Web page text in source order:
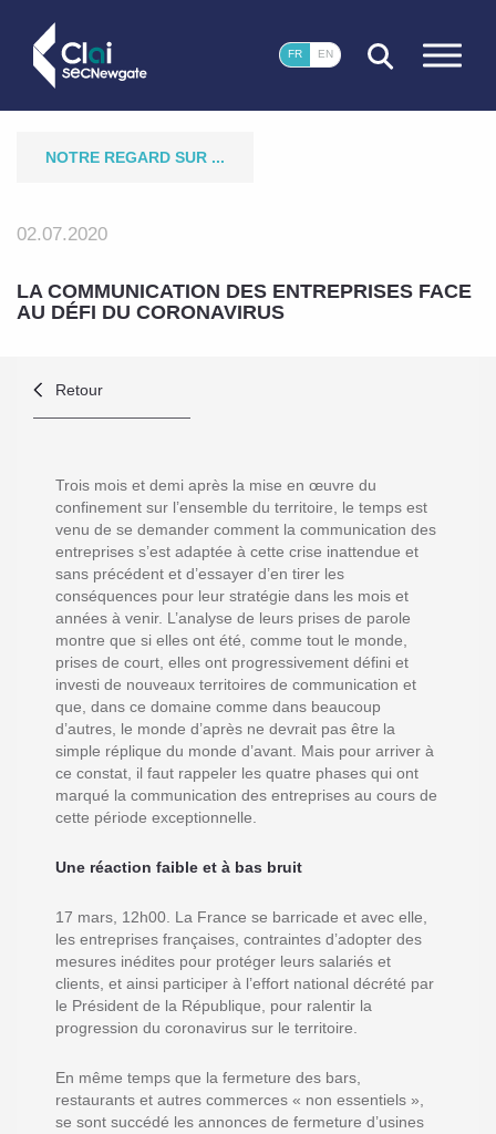
FERMER
FR EN
NOTRE REGARD SUR ...
02.07.2020
LA COMMUNICATION DES ENTREPRISES FACE
AU DÉFI DU CORONAVIRUS
Retour
Trois mois et demi après la mise en œuvre du
confinement sur l’ensemble du territoire, le temps est
venu de se demander comment la communication des
entreprises s’est adaptée à cette crise inattendue et
sans précédent et d’essayer d’en tirer les
conséquences pour leur stratégie dans les mois et
années à venir. L’analyse de leurs prises de parole
montre que si elles ont été, comme tout le monde,
prises de court, elles ont progressivement défini et
investi de nouveaux territoires de communication et
que, dans ce domaine comme dans beaucoup
d’autres, le monde d’après ne devrait pas être la
simple réplique du monde d’avant. Mais pour arriver à
ce constat, il faut rappeler les quatre phases qui ont
marqué la communication des entreprises au cours de
cette période exceptionnelle.
Une réaction faible et à bas bruit
17 mars, 12h00. La France se barricade et avec elle,
les entreprises françaises, contraintes d’adopter des
mesures inédites pour protéger leurs salariés et
clients, et ainsi participer à l’effort national décrété par
le Président de la République, pour ralentir la
progression du coronavirus sur le territoire.
En même temps que la fermeture des bars,
restaurants et autres commerces « non essentiels »,
se sont succédé les annonces de fermeture d’usines